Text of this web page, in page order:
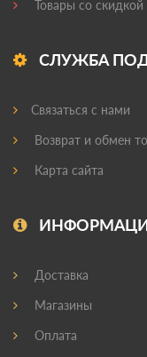
Товары со скидкой
СЛУЖБА
Связаться с нами
Возврат и обмен
Карта сайта
Доставка
Магазины
Оплата